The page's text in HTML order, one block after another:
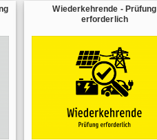
Wiederkehrende - Prüfung
erforderlich